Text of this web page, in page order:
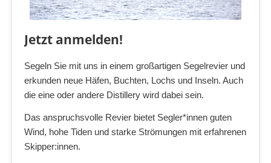
Jetzt anmelden!
Segeln Sie mit uns in einem großartigen Segelrevier und
erkunden neue Häfen, Buchten, Lochs und Inseln. Auch
die eine oder andere Distillery wird dabei sein.
Das anspruchsvolle Revier bietet Segler*innen guten
Wind, hohe Tiden und starke Strömungen mit erfahrenen
Skipper:innen.